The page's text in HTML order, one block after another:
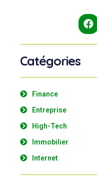
Catégories
Finance
Entreprise
High-Tech
Immobilier
Internet